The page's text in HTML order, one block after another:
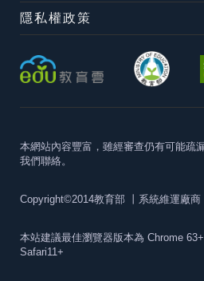
隱私權政策
本網站內容豐富，雖經審查仍有可能疏
我們聯絡。
Copyright©2014教育部 丨系統維運廠
本站建議最佳瀏覽器版本為 Chrome
Safari11+